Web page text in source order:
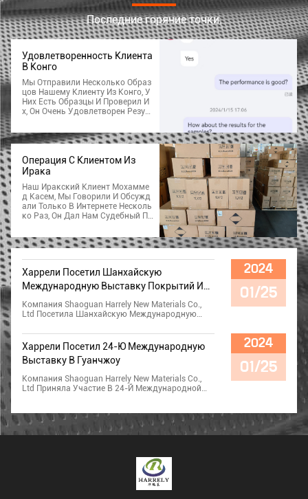
Последние горячие точки.
Удовлетворенность Клиента
В Конго
Мы Отправили Несколько Образ
Цов Нашему Клиенту Из Конго, У
Них Есть Образцы И Проверил И
Х, Он Очень Удовлетворен Резул
Ю Нашего Продукты. Более Подр
Обная Информация Для Заказа
Операция С Клиентом Из
Ирака
Наш Иракский Клиент Мохамме
Д Касем, Мы Говорили И Обсужд
Али Только В Интернете Несколь
Ко Раз, Он Дал Нам Судебный Пр
Ов США.000. Теперь Он Получил
Свои Материалы И Протестиров
Ит Больше Заказов.
Харрели Посетил Шанхайскую
Международную Выставку Покрытий И
Красок
Компания Shaoguan Harrely New Materials Co.,
Ltd Посетила Шанхайскую Международную
2024
01/25
Харрели Посетил 24-Ю Международную
Выставку В Гуанчжоу
Компания Shaoguan Harrely New Materials Co.,
Ltd Приняла Участие В 24-Й Международной
2024
01/25